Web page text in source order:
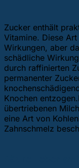
Zucker enthält
Vitamine. Diese
Wirkungen, aber
schädliche
durch raffinierten
permanenter
Knochen
übertriebenen
eine Art von
Zahnschmelz